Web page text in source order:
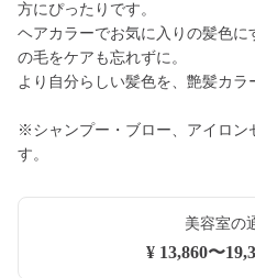
方にぴったりです。
ヘアカラーでお気に入りの髪色
の毛をケアも忘れずに。
より自分らしい髪色を、艶髪カラ
※シャンプー・ブロー、アイロン
す。
美容室の
¥ 13,860〜